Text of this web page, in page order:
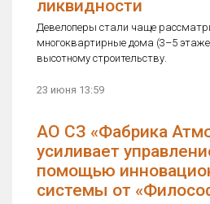
ликвидности
Девелоперы стали чаще
многоквартирные дома (3–5
высотному строительству.
23 июня 13:59
АО СЗ «Фабрика
усиливает
помощью
системы от